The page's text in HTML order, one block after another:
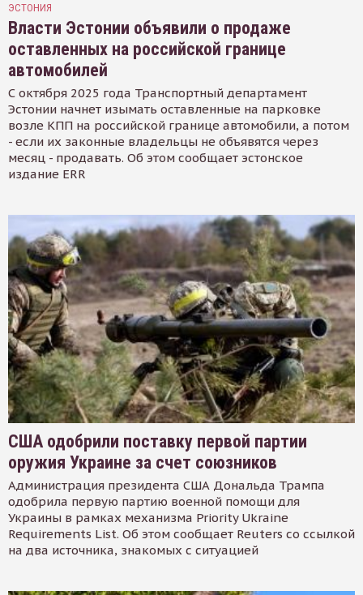
ЭСТОНИЯ
Власти Эстонии объявили о продаже
оставленных на российской границе
автомобилей
С октября 2025 года Транспортный департамент
Эстонии начнет изымать оставленные на парковке
возле КПП на российской границе автомобили, а потом
- если их законные владельцы не объявятся через
месяц - продавать. Об этом сообщает эстонское
издание ERR
США одобрили поставку первой партии
оружия Украине за счет союзников
Администрация президента США Дональда Трампа
одобрила первую партию военной помощи для
Украины в рамках механизма Priority Ukraine
Requirements List. Об этом сообщает Reuters со ссылкой
на два источника, знакомых с ситуацией